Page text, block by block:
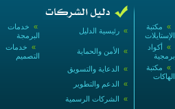
» خدمات
البرمجة
» رئيسية الدليل
» خدمات
التصميم
» الأمن والحماية
» الدعاية والتسويق
» الدعم والتطوير
» الشركات الرسمية
» مكتبة
الإستايلات
» أكواد
برمجية
» مكتبة
الهاكات